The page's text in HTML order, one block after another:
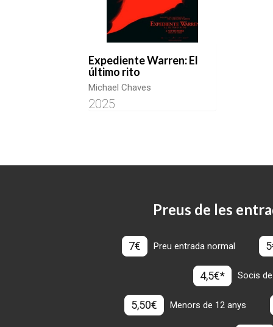
Expediente Warren: El
último rito
Michael Chaves
2025
Preus de les
7€ Preu entrada normal
4,5€* Socis
5,50€ Menors de 12 anys